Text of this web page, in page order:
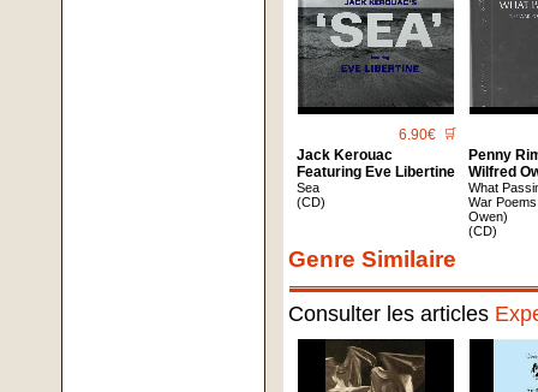
6.90€ 🛒
Jack Kerouac
Featuring Eve Libertine
Sea
(CD)
Penny
Wilfred
What
War
Owen)
(CD)
Genre Similaire
Consulter les articles